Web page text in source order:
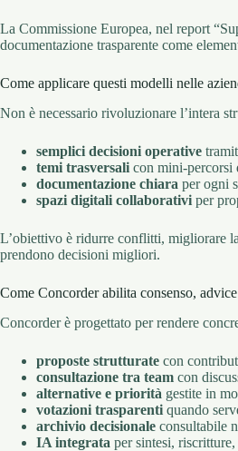
La Commissione Europea, nel report
documentazione trasparente come
Come applicare questi modelli nelle
Non è necessario rivoluzionare l’intera
semplici decisioni operative
temi trasversali con mini-percorsi
documentazione chiara per ogni
spazi digitali collaborativi per
L’obiettivo è ridurre conflitti, migliorare
prendono decisioni migliori.
Come Concorder abilita consenso,
Concorder è progettato per rendere
proposte strutturate con
consultazione tra team con
alternative e priorità gestite in
votazioni trasparenti quando
archivio decisionale consultabile
IA integrata per sintesi,